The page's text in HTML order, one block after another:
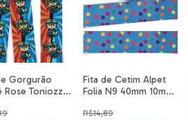
Gorgurão
Rose Toniozzo
Fita de Cetim Alpet
Folia N9 40mm 10m-
R$14,89